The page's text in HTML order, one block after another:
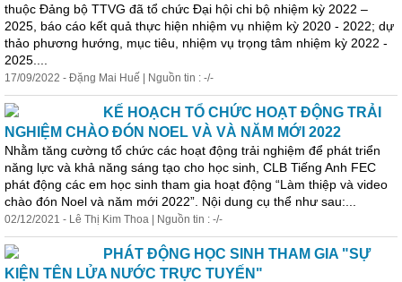
thuộc Đảng bộ TTVG đã tổ chức Đại hội chi bộ nhiệm kỳ 2022 –
2025, báo cáo kết quả thực hiện nhiệm vụ nhiệm kỳ 2020 - 2022; dự
thảo phương hướng, mục tiêu, nhiệm vụ trọng tâm nhiệm kỳ 2022 -
2025....
17/09/2022 - Đặng Mai Huế | Nguồn tin : -/-
KẾ HOẠCH TỔ CHỨC HOẠT ĐỘNG TRẢI
NGHIỆM CHÀO ĐÓN NOEL VÀ VÀ NĂM MỚI 2022
Nhằm tăng cường tổ chức các hoạt động trải nghiệm để phát triển
năng lực và khả năng sáng tạo cho học sinh, CLB Tiếng Anh FEC
phát động các em học sinh tham gia hoạt động “Làm thiệp và video
chào đón Noel và năm mới 2022”. Nội dung cụ thể như sau:...
02/12/2021 - Lê Thị Kim Thoa | Nguồn tin : -/-
PHÁT ĐỘNG HỌC SINH THAM GIA "SỰ
KIỆN TÊN LỬA NƯỚC TRỰC TUYẾN"